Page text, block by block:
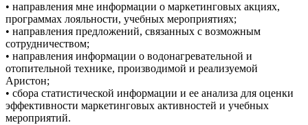
• направления мне информации о маркетинговых акциях,
программах лояльности, учебных мероприятиях;
• направления предложений, связанных с возможным
сотрудничеством;
• направления информации о водонагревательной и
отопительной технике, производимой и реализуемой
Аристон;
• сбора статистической информации и ее анализа для оценки
эффективности маркетинговых активностей и учебных
мероприятий.